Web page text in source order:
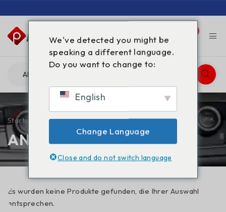
ANWENDUNGEN
Startseite ANWENDUNGEN
Es wurden keine Produkte gefunden, die Ihrer Auswahl
entsprechen.
We've detected you might be
speaking a different language.
Do you want to change to:
English
Change Language
Close and do not switch language